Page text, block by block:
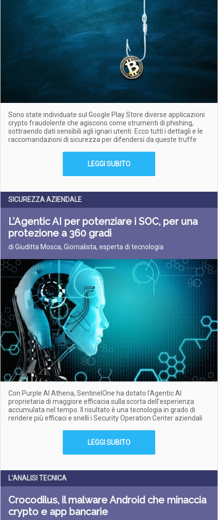
Sono state individuate sul Google Play Store diverse applicazioni
crypto fraudolente che agiscono come strumenti di phishing,
sottraendo dati sensibili agli ignari utenti. Ecco tutti i dettagli e le
raccomandazioni di sicurezza per difendersi da queste truffe
LEGGI SUBITO
SICUREZZA AZIENDALE
L’Agentic AI per potenziare i SOC, per una
protezione a 360 gradi
di Giuditta Mosca, Giornalista, esperta di tecnologia
Con Purple AI Athena, SentinelOne ha dotato l’Agentic AI
proprietaria di maggiore efficacia sulla scorta dell’esperienza
accumulata nel tempo. Il risultato è una tecnologia in grado di
rendere più efficaci e snelli i Security Operation Center aziendali
LEGGI SUBITO
L'ANALISI TECNICA
Crocodilus, il malware Android che minaccia
crypto e app bancarie